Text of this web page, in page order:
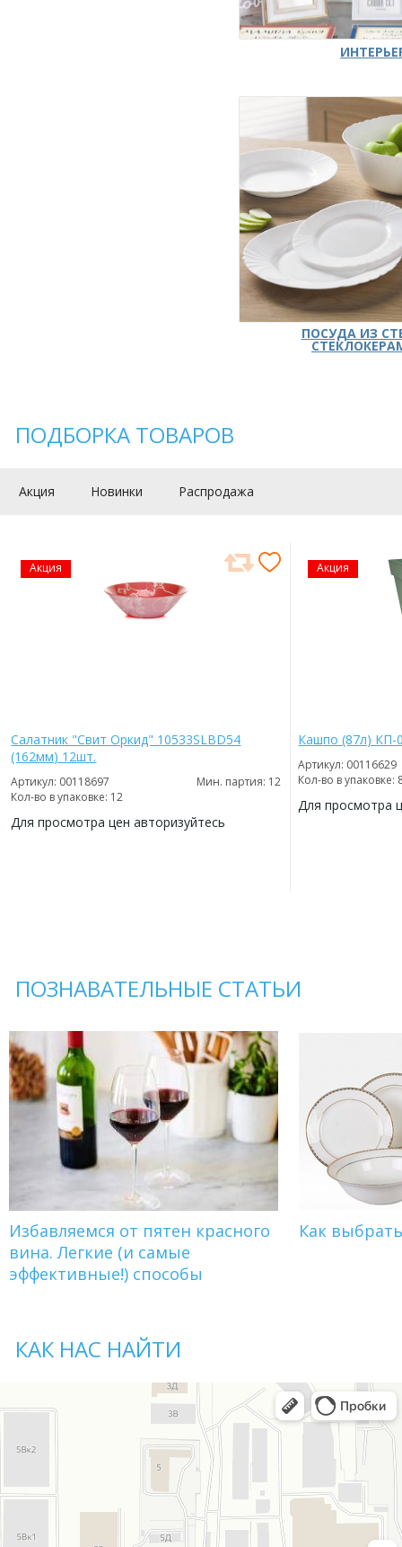
ПОСУДА ИЗ
ПОДБОРКА ТОВАРОВ
Акция Новинки Распродажа
Акция
Салатник "Свит Оркид" 10533SLBD54
(162мм) 12шт.
Артикул: 00118697
Мин. партия: 12
Кол-во в упаковке: 12
Для просмотра цен авторизуйтесь
Акция
Кашпо (87л) КП-
Артикул: 00116629
Кол-во в упаковке:
Для просмотра
ПОЗНАВАТЕЛЬНЫЕ СТАТЬИ
Избавляемся от пятен красного
вина. Легкие (и самые
эффективные!) способы
Как
КАК НАС НАЙТИ